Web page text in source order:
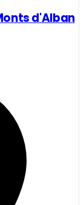
d'Alban